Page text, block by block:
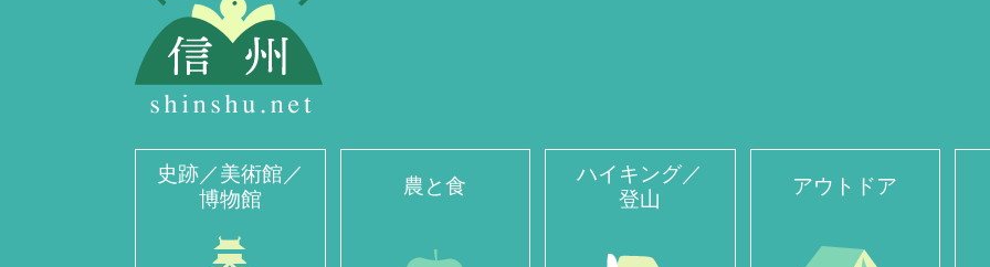
史跡／美術館／
博物館
農と食
ハイキング／
登山
アウトドア